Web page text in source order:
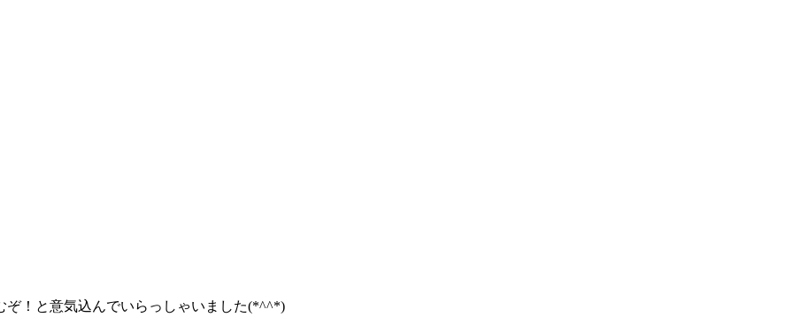
ぞ！と意気込んでいらっしゃいました(*^^*)